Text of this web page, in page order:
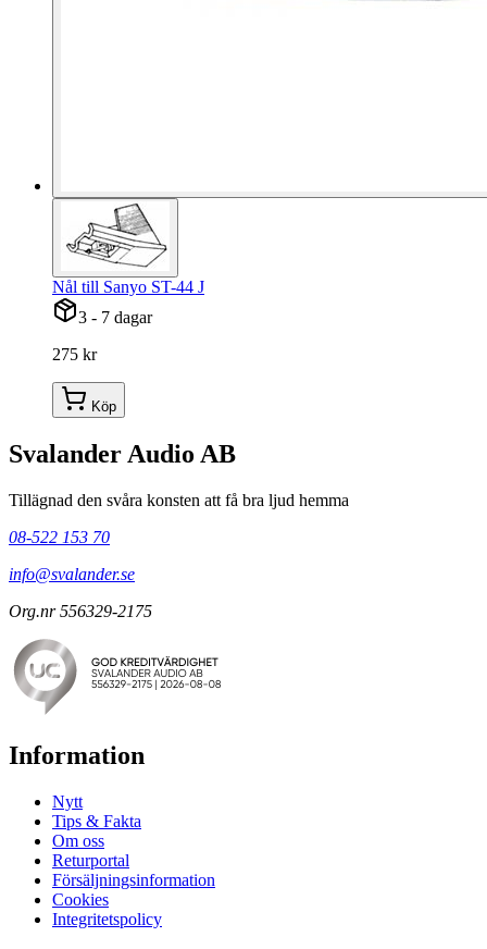
Nål till Sanyo ST-44 J
3 - 7 dagar
275 kr
Köp
Svalander Audio AB
Tillägnad den svåra konsten att få bra ljud hemma
08-522 153 70
info@svalander.se
Org.nr 556329-2175
Information
Nytt
Tips & Fakta
Om oss
Returportal
Försäljningsinformation
Cookies
Integritetspolicy